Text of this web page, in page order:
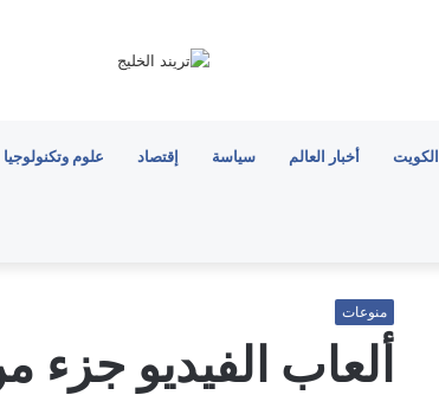
الكويت أخبار العالم سياسة إقتصاد علوم وتكنولوجيا
منوعات
ألعاب الفيديو جزء